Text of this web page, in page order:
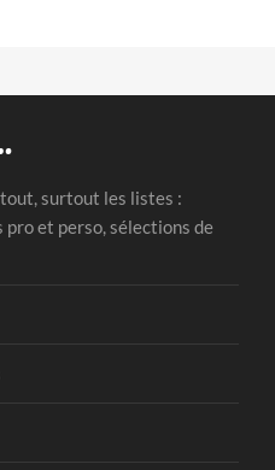
surtout les listes :
pro et perso, sélections de